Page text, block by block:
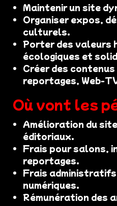
Maintenir un site
Organiser expos,
culturels.
Porter des valeurs
écologiques et
Créer des
reportages, Web-
Où vont les
Amélioration du
éditoriaux.
Frais pour salons,
reportages.
Frais
numériques.
Rémunération des